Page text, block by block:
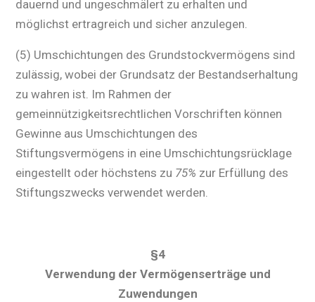
dauernd und ungeschmälert zu erhalten und
möglichst ertragreich und sicher anzulegen.
(5) Umschichtungen des Grundstockvermögens sind
zulässig, wobei der Grundsatz der Bestandserhaltung
zu wahren ist. Im Rahmen der
gemeinnützigkeitsrechtlichen Vorschriften können
Gewinne aus Umschichtungen des
Stiftungsvermögens in eine Umschichtungsrücklage
eingestellt oder höchstens zu 75% zur Erfüllung des
Stiftungszwecks verwendet werden.
§4
Verwendung der Vermögenserträge und
Zuwendungen